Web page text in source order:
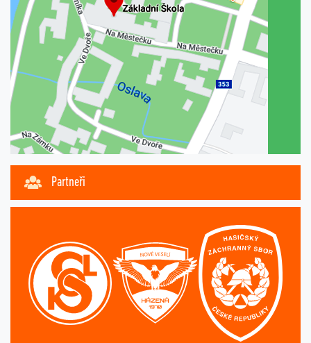
Partneři